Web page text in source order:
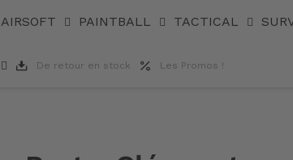
AIRSOFT PAINTBALL TACTICAL
De retour en stock Les Promos !